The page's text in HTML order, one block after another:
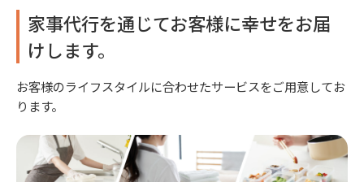
家事代行を通じてお客様に幸せをお届
けします。
お客様のライフスタイルに合わせたサービスをご用意してお
ります。